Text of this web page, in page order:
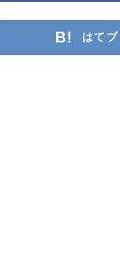
はてブ